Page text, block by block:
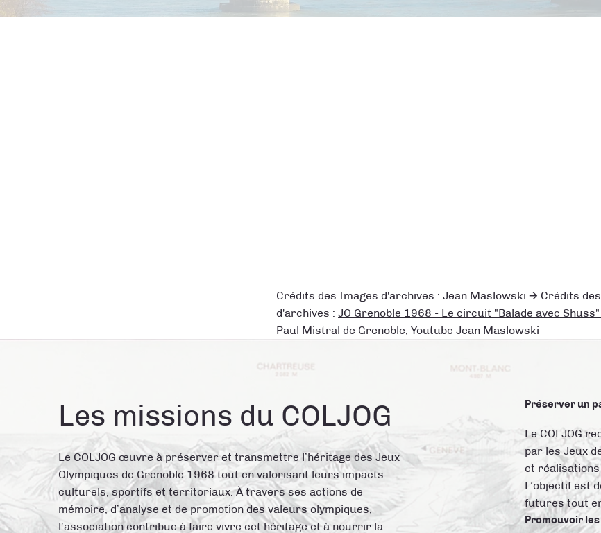
Crédits des Images d'archives : Jean Maslowski 🡪 Crédits
d'archives :JO Grenoble 1968 - Le circuit "Balade avec
Paul Mistral de Grenoble, Youtube Jean Maslowski
Les missions du COLJOG
Le COLJOG œuvre à préserver et transmettre l’héritage des Jeux
Olympiques de Grenoble 1968 tout en valorisant leurs impacts
culturels, sportifs et territoriaux. À travers ses actions de
mémoire, d’analyse et de promotion des valeurs olympiques,
l’association contribue à faire vivre cet héritage et à nourrir la
Préserver un
Le COLJOG
par les Jeux
et
L’objectif est
futures tout
Promouvoir les